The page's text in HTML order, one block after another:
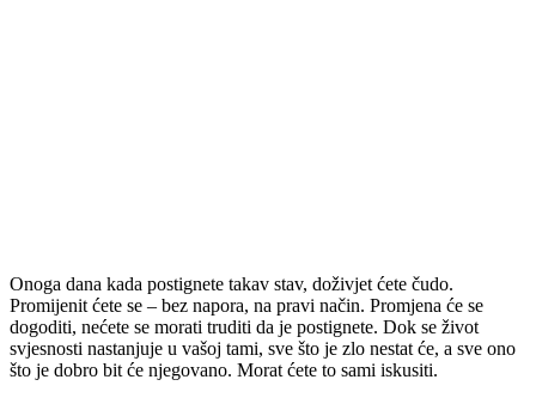
Onoga dana kada postignete takav stav, doživjet ćete čudo.
Promijenit ćete se – bez napora, na pravi način. Promjena će se
dogoditi, nećete se morati truditi da je postignete. Dok se život
svjesnosti nastanjuje u vašoj tami, sve što je zlo nestat će, a sve ono
što je dobro bit će njegovano. Morat ćete to sami iskusiti.